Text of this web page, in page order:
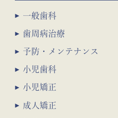
一般歯科
歯周病治療
予防・メンテナンス
小児歯科
小児矯正
成人矯正